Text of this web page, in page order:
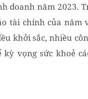
doanh năm 2023.
tài chính của năm
khởi sắc, nhiều
vọng sức khoẻ